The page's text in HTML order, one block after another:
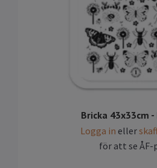
Bricka 43x33cm
Logga in eller
för att se ÅF-